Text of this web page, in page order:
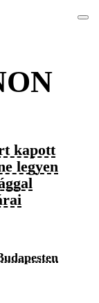
kapott
legyen